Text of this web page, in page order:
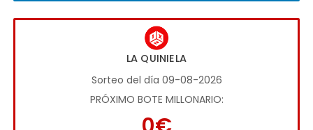
LA QUINIELA
Sorteo del día 09-08-2026
PRÓXIMO BOTE MILLONARIO: